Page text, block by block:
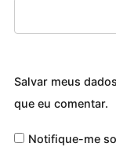
Salvar meus
que eu comentar.
Notifique-me